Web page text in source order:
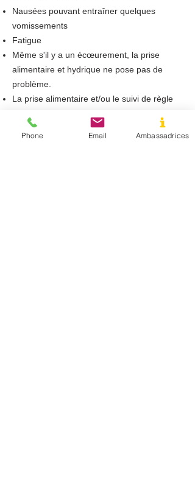
Nausées pouvant entraîner quelques
vomissements
Fatigue
Même s'il y a un écœurement, la prise
alimentaire et hydrique ne pose pas de
problème.
La prise alimentaire et/ou le suivi de règle
Aucune ou faible perte de poids
Phone Email Ambassadrices